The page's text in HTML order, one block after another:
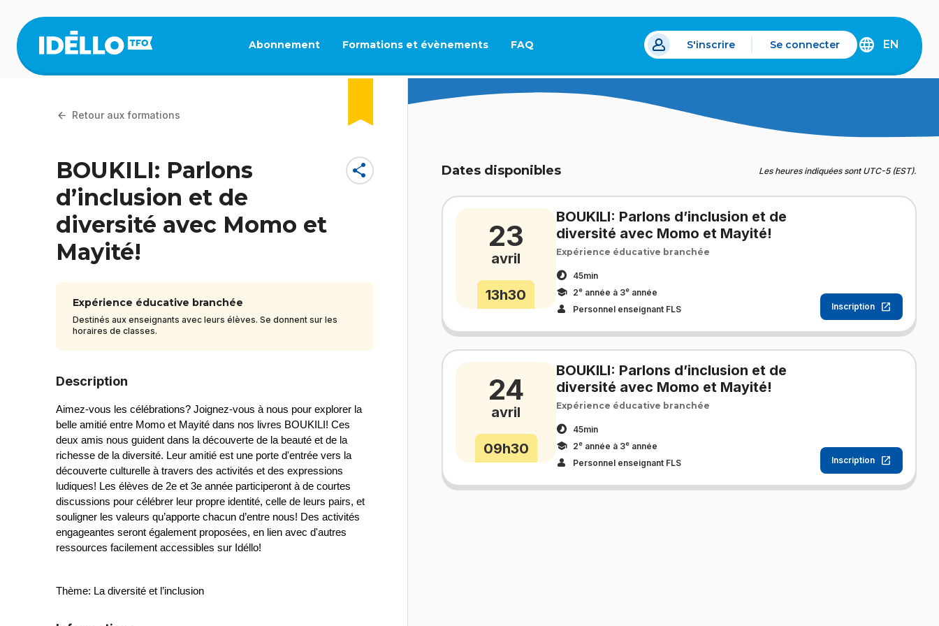
contenu
principal
Abonnement Formations et évènements FAQ
Ce lien s'ouvrira dans un nouvel onglet.
S'inscrire Se connecter
DISCOVER
IDÉLLO.
EN
Retour aux formations
BOUKILI: Parlons
d’inclusion et de
diversité avec Momo et
Mayité!
share
Expérience éducative branchée
Destinés aux enseignants avec leurs élèves. Se donnent sur les
horaires de classes.
Description
Aimez-vous les célébrations? Joignez-vous à nous pour explorer la
belle amitié entre Momo et Mayité dans nos livres BOUKILI! Ces
deux amis nous guident dans la découverte de la beauté et de la
richesse de la diversité. Leur amitié est une porte d'entrée vers la
découverte culturelle à travers des activités et des expressions
ludiques! Les élèves de 2e et 3e année participeront à de courtes
discussions pour célébrer leur propre identité, celle de leurs pairs, et
souligner les valeurs qu’apporte chacun d’entre nous! Des activités
engageantes seront également proposées, en lien avec d'autres
ressources facilement accessibles sur Idéllo!
Thème: La diversité et l’inclusion
Dates disponibles Les heures indiquées sont UTC-5 (EST).
23
avril
13h30
BOUKILI: Parlons d’inclusion et de
diversité avec Momo et Mayité!
Expérience éducative branchée
45min
2e année à 3e année
Personnel enseignant FLS
Inscription
24
avril
09h30
BOUKILI: Parlons d’inclusion et de
diversité avec Momo et Mayité!
Expérience éducative branchée
45min
2e année à 3e année
Personnel enseignant FLS
Inscription